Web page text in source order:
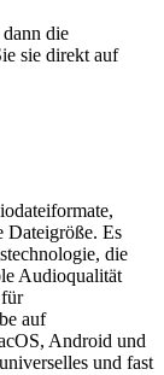
die
sie direkt auf
Dateigröße. Es
die
Audioqualität
auf
Android und
und fast